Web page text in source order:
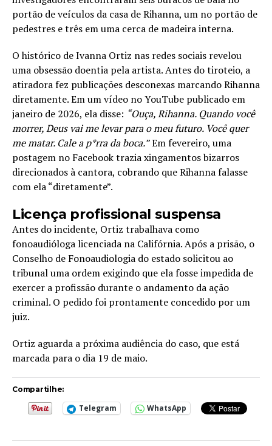
portão de veículos da casa de Rihanna, um no portão de
pedestres e três em uma cerca de madeira interna.
O histórico de Ivanna Ortiz nas redes sociais revelou
uma obsessão doentia pela artista. Antes do tiroteio, a
atiradora fez publicações desconexas marcando Rihanna
diretamente. Em um vídeo no YouTube publicado em
janeiro de 2026, ela disse: “Ouça, Rihanna. Quando você
morrer, Deus vai me levar para o meu futuro. Você quer
me matar. Cale a p*rra da boca.”Em fevereiro, uma
postagem no Facebook trazia xingamentos bizarros
direcionados à cantora, cobrando que Rihanna falasse
com ela “diretamente”.
Licença profissional suspensa
Antes do incidente, Ortiz trabalhava como
fonoaudióloga licenciada na Califórnia. Após a prisão, o
Conselho de Fonoaudiologia do estado solicitou ao
tribunal uma ordem exigindo que ela fosse impedida de
exercer a profissão durante o andamento da ação
criminal. O pedido foi prontamente concedido por um
juiz.
Ortiz aguarda a próxima audiência do caso, que está
marcada para o dia 19 de maio.
Compartilhe:
Telegram WhatsApp